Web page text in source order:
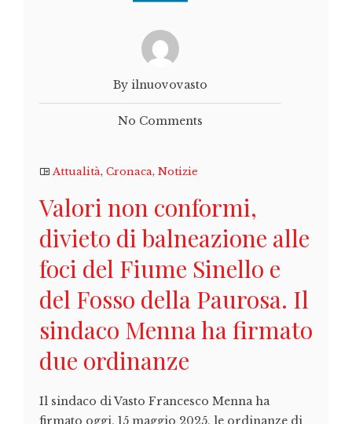
By ilnuovovasto
No Comments
Attualità, Cronaca, Notizie
Valori non conformi,
divieto di balneazione alle
foci del Fiume Sinello e
del Fosso della Paurosa. Il
sindaco Menna ha firmato
due ordinanze
Il sindaco di Vasto Francesco Menna ha
firmato oggi, 15 maggio 2025, le ordinanze di